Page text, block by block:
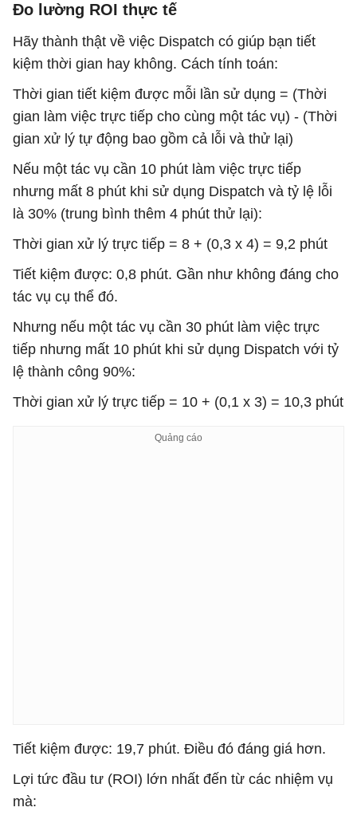
Đo lường ROI thực tế
Hãy thành thật về việc Dispatch có giúp bạn tiết
kiệm thời gian hay không. Cách tính toán:
Thời gian tiết kiệm được mỗi lần sử dụng = (Thời
gian làm việc trực tiếp cho cùng một tác vụ) - (Thời
gian xử lý tự động bao gồm cả lỗi và thử lại)
Nếu một tác vụ cần 10 phút làm việc trực tiếp
nhưng mất 8 phút khi sử dụng Dispatch và tỷ lệ lỗi
là 30% (trung bình thêm 4 phút thử lại):
Thời gian xử lý trực tiếp = 8 + (0,3 x 4) = 9,2 phút
Tiết kiệm được: 0,8 phút. Gần như không đáng cho
tác vụ cụ thể đó.
Nhưng nếu một tác vụ cần 30 phút làm việc trực
tiếp nhưng mất 10 phút khi sử dụng Dispatch với tỷ
lệ thành công 90%:
Thời gian xử lý trực tiếp = 10 + (0,1 x 3) = 10,3 phút
Tiết kiệm được: 19,7 phút. Điều đó đáng giá hơn.
Lợi tức đầu tư (ROI) lớn nhất đến từ các nhiệm vụ
mà: